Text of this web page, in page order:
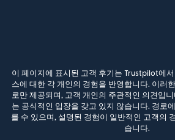
이 페이지에 표시된 고객 후기는 Trustpilot에서
스에 대한 각 개인의 경험을 반영합니다. 이러
로만 제공되며, 고객 개인의 주관적인 의견입
는 공식적인 입장을 갖고 있지 않습니다. 경로
를 수 있으며, 설명된 경험이 일반적인 고객의
습니다.